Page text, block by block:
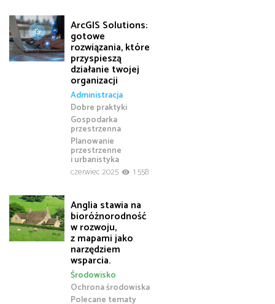
ArcGIS Solutions:
gotowe
rozwiązania, które
przyspieszą
działanie twojej
organizacji
Administracja
Dobre praktyki
Gospodarka
przestrzenna
Planowanie
przestrzenne
i urbanistyka
czerwiec 2025
1 558
Anglia stawia na
bioróżnorodność
w rozwoju,
z mapami jako
narzędziem
wsparcia.
Ochrona środowiska
Polecane tematy
Środowisko